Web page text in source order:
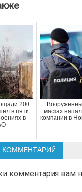
200
в пяти
в
масках
компании в
КОММЕНТАРИЙ
комментария вам